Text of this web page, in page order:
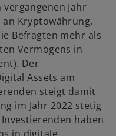
Jahr
Kryptowährung.
Befragten mehr als
Vermögens in
Der
Assets am
steigt damit
im Jahr 2022 stetig
haben